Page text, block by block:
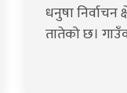
धनुषा निर्वाचन
तातेको छ।